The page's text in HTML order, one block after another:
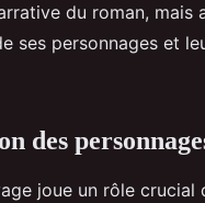
du roman, mais
ses personnages et
des
joue un rôle crucial